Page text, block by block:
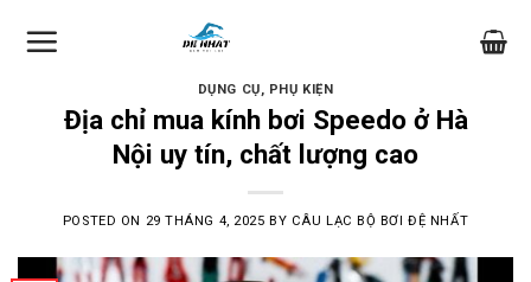
DỤNG CỤ, PHỤ KIỆN
Địa chỉ mua kính bơi Speedo ở Hà
Nội uy tín, chất lượng cao
POSTED ON 29 THÁNG 4, 2025 BY CÂU LẠC BỘ BƠI ĐỆ NHẤT